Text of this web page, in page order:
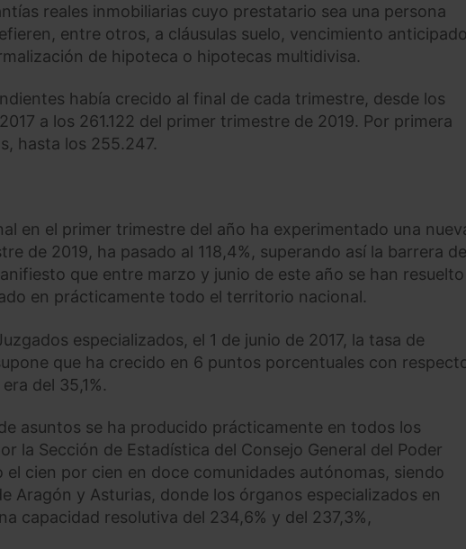
reales inmobiliarias cuyo prestatario sea una persona
entre otros, a cláusulas suelo, vencimiento
de hipoteca o hipotecas multidivisa.
había crecido al final de cada trimestre, desde los
a los 261.122 del primer trimestre de 2019. Por primera
hasta los 255.247.
en el primer trimestre del año ha experimentado una
de 2019, ha pasado al 118,4%, superando así la barrera
que entre marzo y junio de este año se han resuelto
en prácticamente todo el territorio nacional.
especializados, el 1 de junio de 2017, la tasa de
que ha crecido en 6 puntos porcentuales con
del 35,1%.
asuntos se ha producido prácticamente en todos los
la Sección de Estadística del Consejo General del Poder
el cien por cien en doce comunidades autónomas, siendo
Aragón y Asturias, donde los órganos especializados en
capacidad resolutiva del 234,6% y del 237,3%,